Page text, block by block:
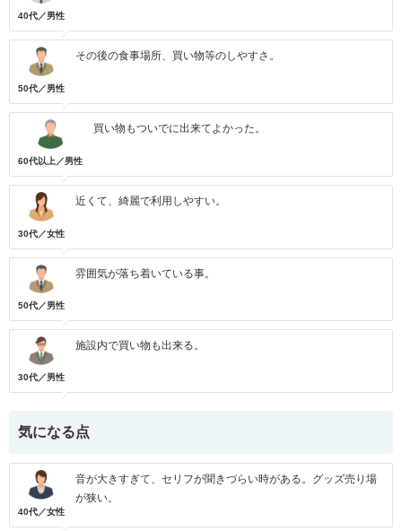
40代／男性
50代／男性
その後の食事場所、買い物等のしやすさ。
60代以上／男性
買い物もついでに出来てよかった。
30代／女性
近くて、綺麗で利用しやすい。
50代／男性
雰囲気が落ち着いている事。
30代／男性
施設内で買い物も出来る。
気になる点
40代／女性
音が大きすぎて、セリフが聞きづらい時がある。グッズ売り場
が狭い。